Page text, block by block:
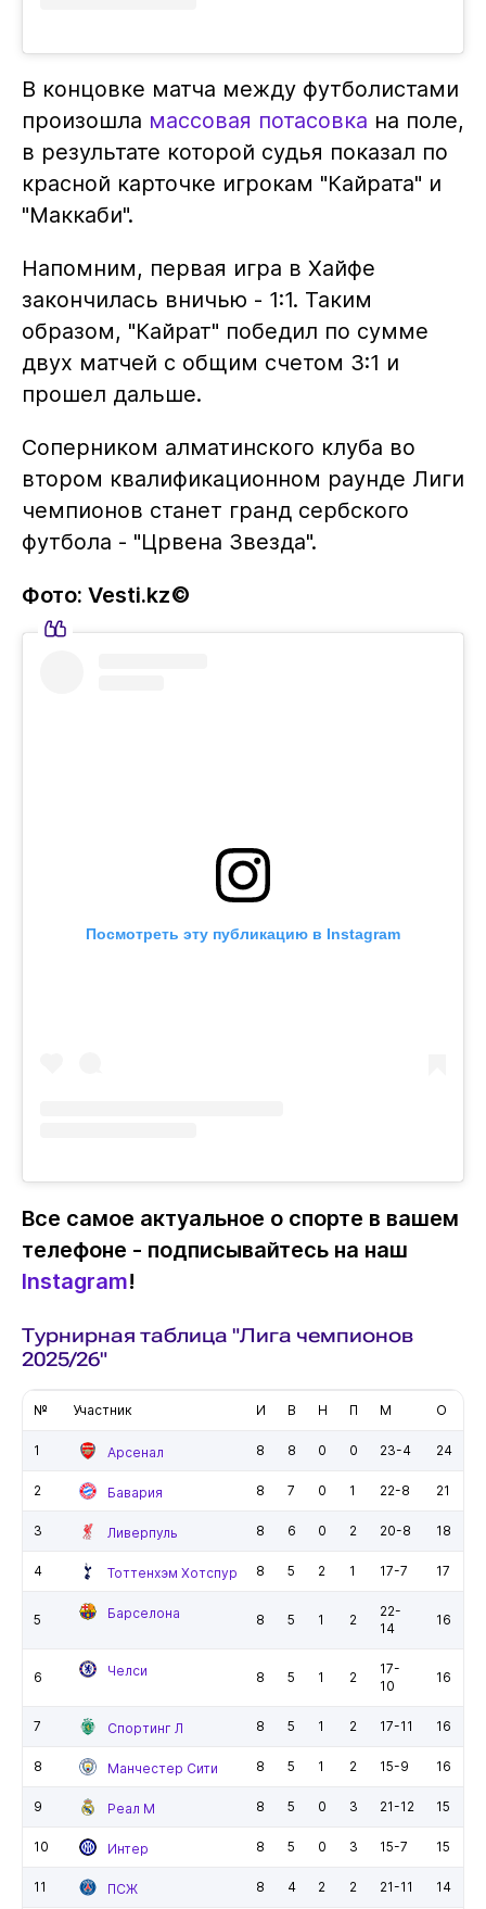
В концовке матча между футболистами
произошла массовая потасовка на поле,
в результате которой судья показал по
красной карточке игрокам "Кайрата" и
"Маккаби".
Напомним, первая игра в Хайфе
закончилась вничью - 1:1. Таким
образом, "Кайрат" победил по сумме
двух матчей с общим счетом 3:1 и
прошел дальше.
Соперником алматинского клуба во
втором квалификационном раунде Лиги
чемпионов станет гранд сербского
футбола - "Црвена Звезда".
Фото: Vesti.kz©
Посмотреть эту публикацию в Instagram
Все самое актуальное о спорте в вашем
телефоне - подписывайтесь на наш
Instagram!
Турнирная таблица "Лига чемпионов
2025/26"
№ Участник И В Н П М О
1 Арсенал 8 8 0 0 23-4 24
2 Бавария 8 7 0 1 22-8 21
3 Ливерпуль 8 6 0 2 20-8 18
4 Тоттенхэм Хотспур 8 5 2 1 17-7 17
5 Барселона 8 5 1 2
22-
14
16
6 Челси 8 5 1 2
17-
10
16
7 Спортинг Л 8 5 1 2 17-11 16
8 Манчестер Сити 8 5 1 2 15-9 16
9 Реал М 8 5 0 3 21-12 15
10 Интер 8 5 0 3 15-7 15
11 ПСЖ 8 4 2 2 21-11 14